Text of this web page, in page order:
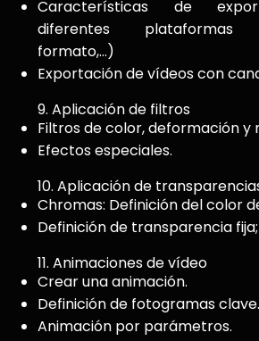
Características de
diferentes plataformas
formato,…)
Exportación de vídeos con
9. Aplicación de filtros
Filtros de color, deformación y
Efectos especiales.
10. Aplicación de
Chromas: Definición del color
Definición de transparencia
11. Animaciones de vídeo
Crear una animación.
Definición de fotogramas clave.
Animación por parámetros.